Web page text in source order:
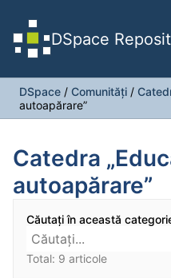
DSpace
DSpace / Comunități /
autoapărare”
Catedra
autoapărare”
Căutați în această
Total: 9 articole